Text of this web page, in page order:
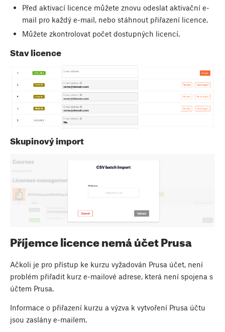
Před aktivací licence můžete znovu odeslat aktivační e-
mail pro každý e-mail, nebo stáhnout přiřazení licence.
Můžete zkontrolovat počet dostupných licencí.
Stav licence
Skupinový import
Příjemce licence nemá účet Prusa
Ačkoli je pro přístup ke kurzu vyžadován Prusa účet, není
problém přiřadit kurz e-mailové adrese, která není spojena s
účtem Prusa.
Informace o přiřazení kurzu a výzva k vytvoření Prusa účtu
jsou zaslány e-mailem.